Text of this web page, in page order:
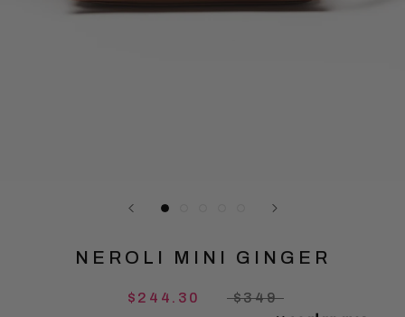
NEROLI MINI GINGER
$244.30 $349